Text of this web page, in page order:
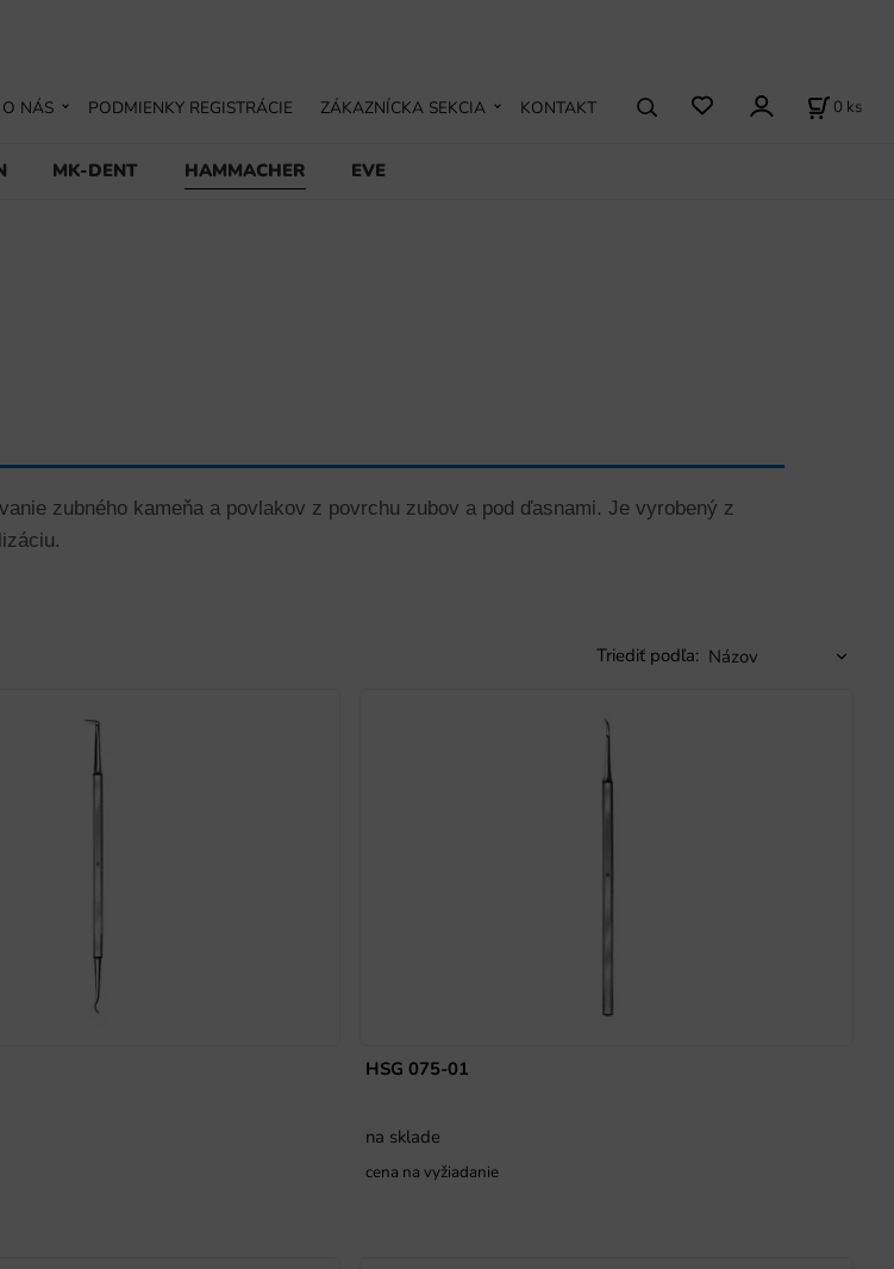
MK-DENT HAMMACHER EVE
O NÁS PODMIENKY REGISTRÁCIE ZÁKAZNÍCKA SEKCIA KONTAKT 0 ks
zubného kameňa a povlakov z povrchu zubov a pod ďasnami. Je vyrobený z
Triediť podľa:
HSG 075-01
na sklade
cena na vyžiadanie